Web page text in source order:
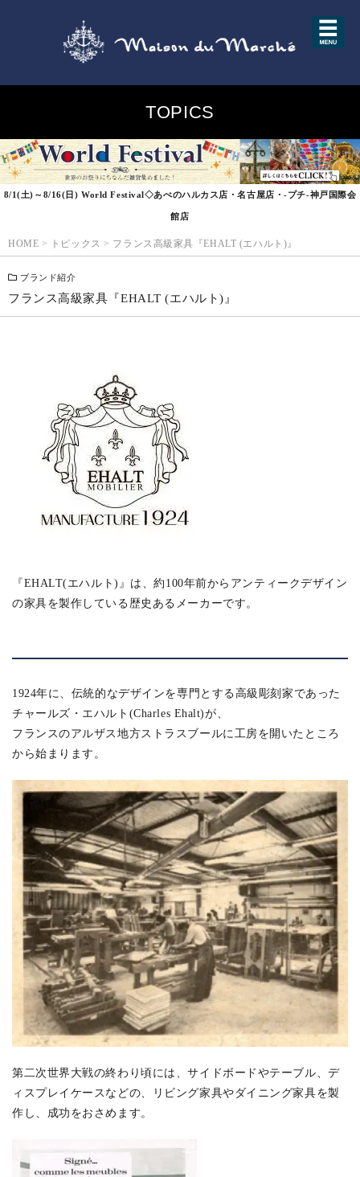
TOPICS
8/1(土)～8/16(日) World Festival◇あべのハルカス店・名古屋店・-プチ-神戸国際会
館店
HOME > トピックス > フランス高級家具『EHALT (エハルト)』
ブランド紹介
フランス高級家具『EHALT (エハルト)』
『EHALT(エハルト)』は、約100年前からアンティークデザイン
の家具を製作している歴史あるメーカーです。
1924年に、伝統的なデザインを専門とする高級彫刻家であった
チャールズ・エハルト(Charles Ehalt)が、
フランスのアルザス地方ストラスブールに工房を開いたところ
から始まります。
第二次世界大戦の終わり頃には、サイドボードやテーブル、デ
ィスプレイケースなどの、リビング家具やダイニング家具を製
作し、成功をおさめます。